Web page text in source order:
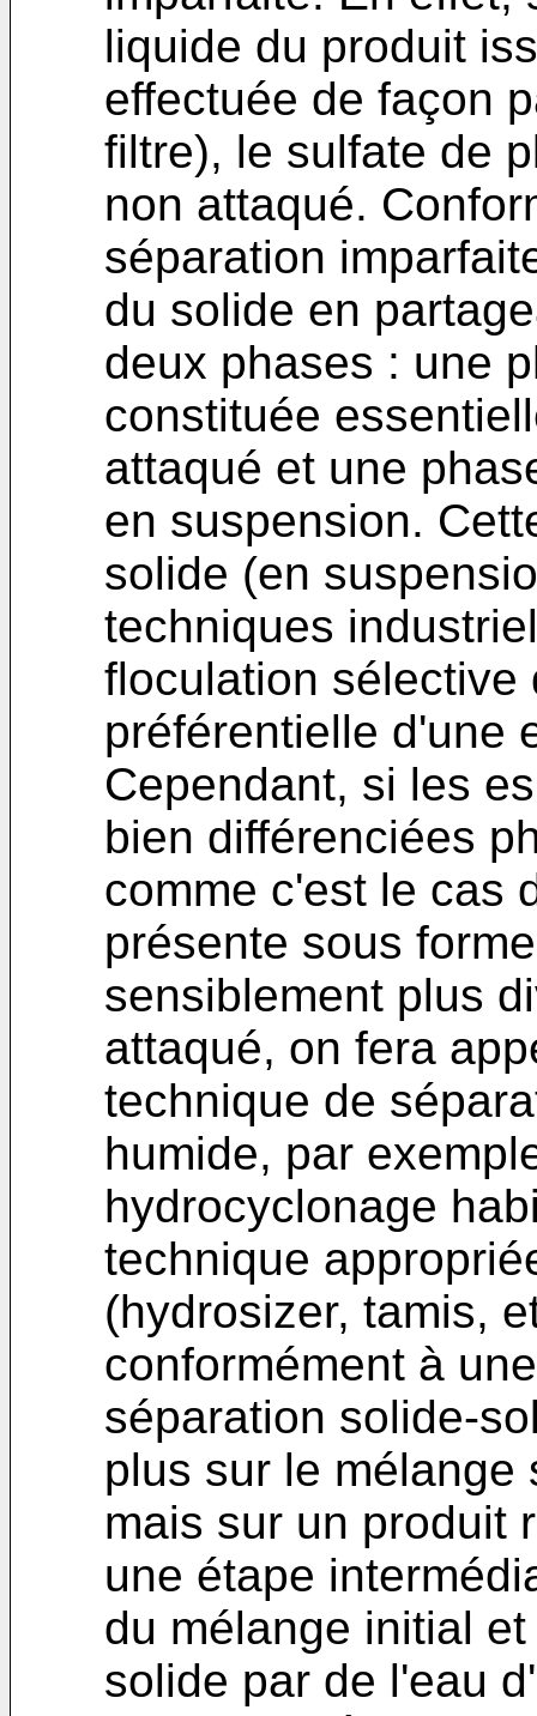
liquide du produit
effectuée de façon
filtre), le sulfate de
non attaqué.
séparation
du solide en
deux phases : une
constituée
attaqué et une
en suspension.
solide (en
techniques
floculation sélective
préférentielle d'une
Cependant, si les
bien différenciées
comme c'est le cas
présente sous
sensiblement plus
attaqué, on fera
technique de
humide, par
hydrocyclonage
technique
(hydrosizer, tamis,
conformément à
séparation solide-
plus sur le
mais sur un produit
une étape
du mélange initial
solide par de l'eau